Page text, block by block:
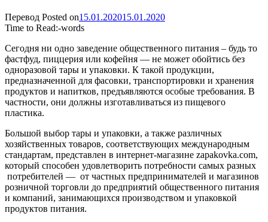
Перевод Posted on15.01.202015.01.2020
Time to Read:-words
Сегодня ни одно заведение общественного питания – будь то
фастфуд, пиццерия или кофейня — не может обойтись без
одноразовой тары и упаковки. К такой продукции,
предназначенной для фасовки, транспортировки и хранения
продуктов и напитков, предъявляются особые требования. В
частности, они должны изготавливаться из пищевого
пластика.
Большой выбор тары и упаковки, а также различных
хозяйственных товаров, соответствующих международным
стандартам, представлен в интернет-магазине zapakovka.com,
который способен удовлетворить потребности самых разных
потребителей — от частных предпринимателей и магазинов
розничной торговли до предприятий общественного питания
и компаний, занимающихся производством и упаковкой
продуктов питания.